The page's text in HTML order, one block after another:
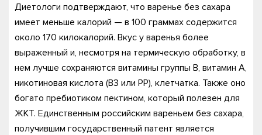
Диетологи подтверждают, что варенье без сахара
имеет меньше калорий — в 100 граммах содержится
около 170 килокалорий. Вкус у варенья более
выраженный и, несмотря на термическую обработку, в
нем лучше сохраняются витамины группы В, витамин А,
никотиновая кислота (В3 или РР), клетчатка. Также оно
богато пребиотиком пектином, который полезен для
ЖКТ. Единственным российским вареньем без сахара,
получившим государственный патент является